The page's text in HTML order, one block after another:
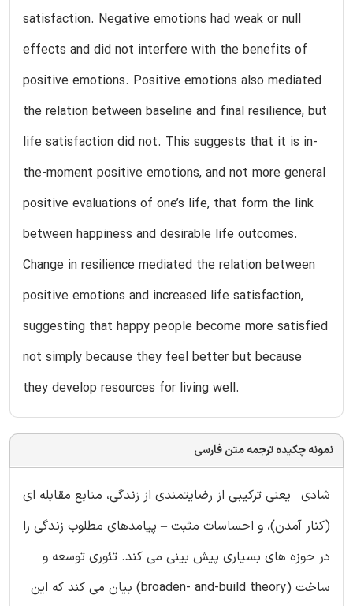
satisfaction. Negative emotions had weak or null
effects and did not interfere with the benefits of
positive emotions. Positive emotions also mediated
the relation between baseline and final resilience, but
life satisfaction did not. This suggests that it is in-
the-moment positive emotions, and not more general
positive evaluations of one’s life, that form the link
between happiness and desirable life outcomes.
Change in resilience mediated the relation between
positive emotions and increased life satisfaction,
suggesting that happy people become more satisfied
not simply because they feel better but because
they develop resources for living well.
نمونه چکیده ترجمه متن فارسی
شادی –یعنی ترکیبی از رضایتمندی از زندگی، منابع مقابله ای
(کنار آمدن)، و احساسات مثبت – پیامدهای مطلوب زندگی را
در حوزه های بسیاری پیش بینی می کند. تئوری توسعه و
ساخت (broaden- and-build theory) بیان می کند که این